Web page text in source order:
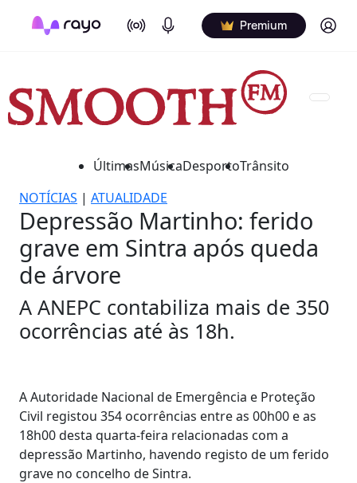
On Air Podcasts Premium Log in
ÚltimasMúsicaDesportoTrânsito
NOTÍCIAS | ATUALIDADE
Depressão Martinho: ferido
grave em Sintra após queda
de árvore
A ANEPC contabiliza mais de 350
ocorrências até às 18h.
A Autoridade Nacional de Emergência e Proteção
Civil registou 354 ocorrências entre as 00h00 e as
18h00 desta quarta-feira relacionadas com a
depressão Martinho, havendo registo de um ferido
grave no concelho de Sintra.